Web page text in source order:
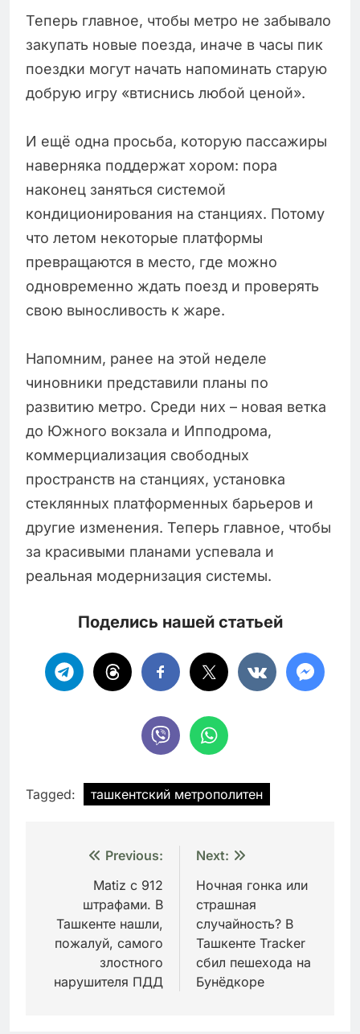
Теперь главное, чтобы метро не забывало
закупать новые поезда, иначе в часы пик
поездки могут начать напоминать старую
добрую игру «втиснись любой ценой».
И ещё одна просьба, которую пассажиры
наверняка поддержат хором: пора
наконец заняться системой
кондиционирования на станциях. Потому
что летом некоторые платформы
превращаются в место, где можно
одновременно ждать поезд и проверять
свою выносливость к жаре.
Напомним, ранее на этой неделе
чиновники представили планы по
развитию метро. Среди них – новая ветка
до Южного вокзала и Ипподрома,
коммерциализация свободных
пространств на станциях, установка
стеклянных платформенных барьеров и
другие изменения. Теперь главное, чтобы
за красивыми планами успевала и
реальная модернизация системы.
Поделись нашей статьей
Tagged: ташкентский метрополитен
Навигация
записям
Previous:
Matiz с 912
штрафами. В
Ташкенте нашли,
пожалуй, самого
злостного
нарушителя ПДД
Next:
Ночная гонка или
страшная
случайность? В
Ташкенте Tracker
сбил пешехода на
Бунёдкоре